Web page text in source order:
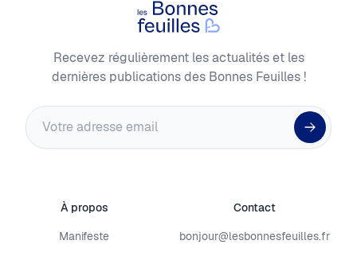
Les Bonnes Feuilles
Recevez régulièrement les actualités et les
dernières publications des Bonnes Feuilles !
Adresse email
À propos
Manifeste
Contact
bonjour@lesbonnesfeuilles.fr